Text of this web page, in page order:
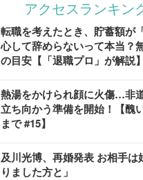
アクセスランキン
転職を考えたとき、貯蓄額が
心して辞めらないって本当？
の目安【「退職プロ」が解説】
熱湯をかけられ顔に火傷…非
立ち向かう準備を開始！【醜
まで #15】
及川光博、再婚発表 お相手は
りました方と」